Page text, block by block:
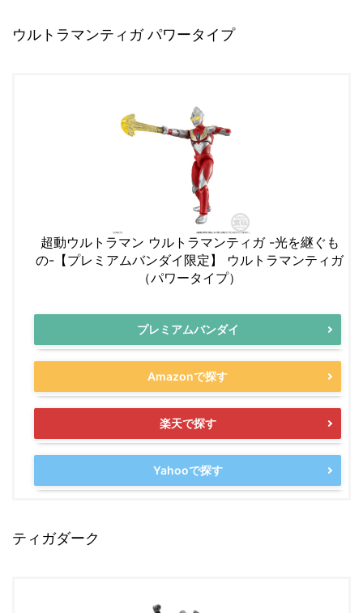
ウルトラマンティガ パワータイプ
超動ウルトラマン ウルトラマンティガ -光を継ぐも
の-【プレミアムバンダイ限定】 ウルトラマンティガ
（パワータイプ）
プレミアムバンダイ
Amazonで探す
楽天で探す
Yahooで探す
ティガダーク